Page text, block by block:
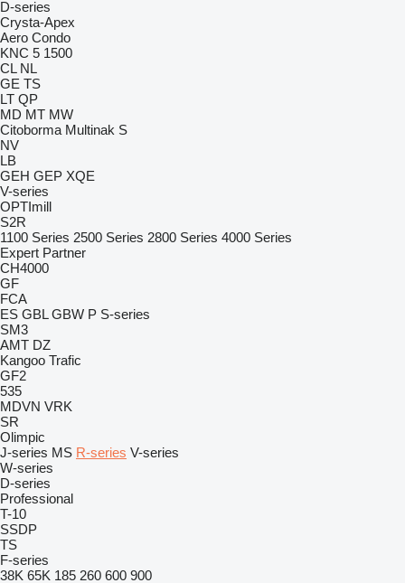
D-series
Crysta-Apex
Aero Condo
KNC 5 1500
CL NL
GE TS
LT QP
MD MT MW
Citoborma Multinak S
NV
LB
GEH GEP XQE
V-series
OPTImill
S2R
1100 Series 2500 Series 2800 Series 4000 Series
Expert Partner
CH4000
GF
FCA
ES GBL GBW P S-series
SM3
AMT DZ
Kangoo Trafic
GF2
535
MDVN VRK
SR
Olimpic
J-series MS R-series V-series
W-series
D-series
Professional
T-10
SSDP
TS
F-series
38K 65K 185 260 600 900